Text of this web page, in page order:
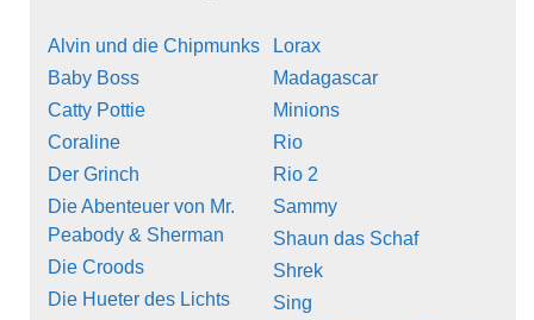
Alvin und die Chipmunks
Baby Boss
Catty Pottie
Coraline
Der Grinch
Die Abenteuer von Mr.
Peabody & Sherman
Die Croods
Die Hueter des Lichts
Lorax
Madagascar
Minions
Rio
Rio 2
Sammy
Shaun das Schaf
Shrek
Sing